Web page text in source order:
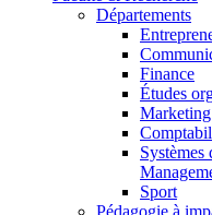
Départements
Finance
Études
Marketing
Sport
Pédagogie à